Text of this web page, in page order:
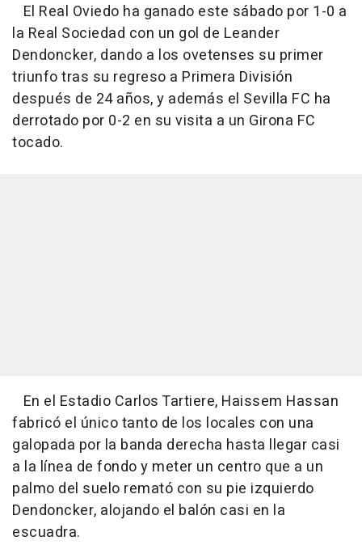
El Real Oviedo ha ganado este sábado por 1-0 a
la Real Sociedad con un gol de Leander
Dendoncker, dando a los ovetenses su primer
triunfo tras su regreso a Primera División
después de 24 años, y además el Sevilla FC ha
derrotado por 0-2 en su visita a un Girona FC
tocado.
En el Estadio Carlos Tartiere, Haissem Hassan
fabricó el único tanto de los locales con una
galopada por la banda derecha hasta llegar casi
a la línea de fondo y meter un centro que a un
palmo del suelo remató con su pie izquierdo
Dendoncker, alojando el balón casi en la
escuadra.